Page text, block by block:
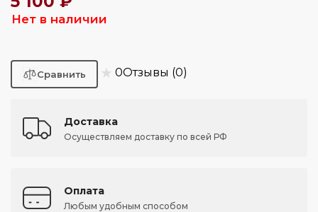
Нет в наличии
★ 0Отзывы (0)
Доставка
Осуществляем доставку по всей РФ
Оплата
Любым удобным способом